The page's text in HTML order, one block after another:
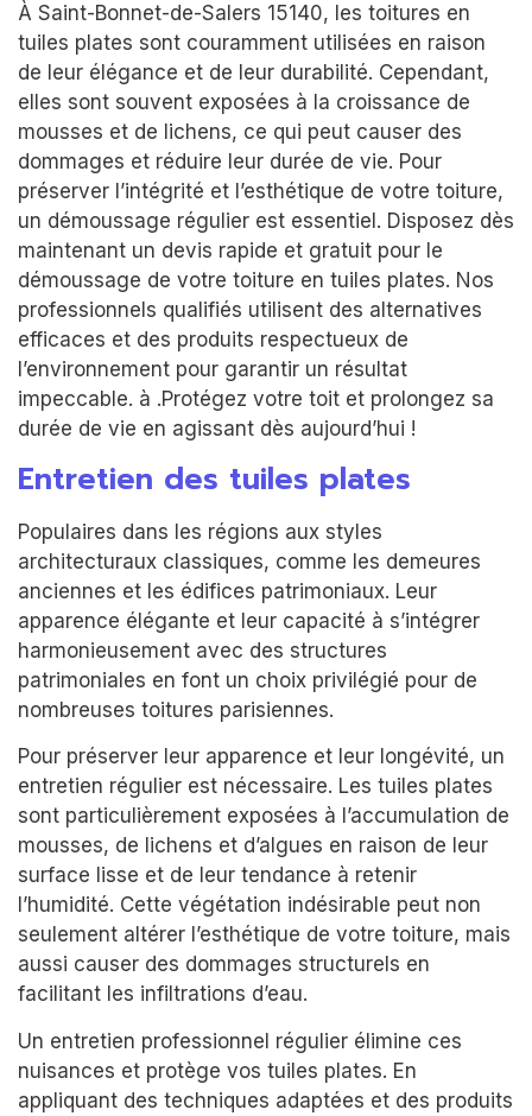
À Saint-Bonnet-de-Salers 15140, les toitures en
tuiles plates sont couramment utilisées en raison
de leur élégance et de leur durabilité. Cependant,
elles sont souvent exposées à la croissance de
mousses et de lichens, ce qui peut causer des
dommages et réduire leur durée de vie. Pour
préserver l’intégrité et l’esthétique de votre toiture,
un démoussage régulier est essentiel. Disposez dès
maintenant un devis rapide et gratuit pour le
démoussage de votre toiture en tuiles plates. Nos
professionnels qualifiés utilisent des alternatives
efficaces et des produits respectueux de
l’environnement pour garantir un résultat
impeccable. à .Protégez votre toit et prolongez sa
durée de vie en agissant dès aujourd’hui !
Entretien des tuiles plates
Populaires dans les régions aux styles
architecturaux classiques, comme les demeures
anciennes et les édifices patrimoniaux. Leur
apparence élégante et leur capacité à s’intégrer
harmonieusement avec des structures
patrimoniales en font un choix privilégié pour de
nombreuses toitures parisiennes.
Pour préserver leur apparence et leur longévité, un
entretien régulier est nécessaire. Les tuiles plates
sont particulièrement exposées à l’accumulation de
mousses, de lichens et d’algues en raison de leur
surface lisse et de leur tendance à retenir
l’humidité. Cette végétation indésirable peut non
seulement altérer l’esthétique de votre toiture, mais
aussi causer des dommages structurels en
facilitant les infiltrations d’eau.
Un entretien professionnel régulier élimine ces
nuisances et protège vos tuiles plates. En
appliquant des techniques adaptées et des produits